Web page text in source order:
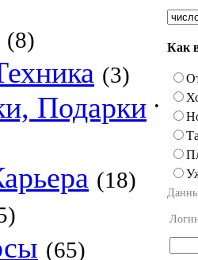
(8)
(3)
Подарки
(18)
(65)
•
Как